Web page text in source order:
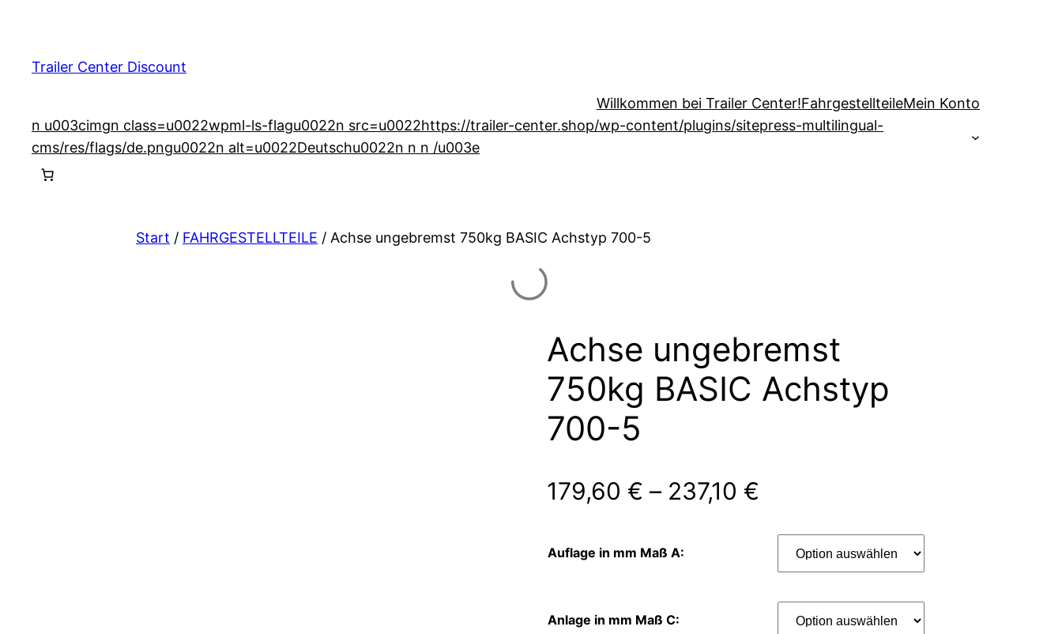
springen
Trailer Center Discount
Willkommen bei Trailer Center!FahrgestellteileMein Konto
n u003cimgn class=u0022wpml-ls-flagu0022n src=u0022https://trailer-center.shop/wp-content/plugins/sitepress-multilingual-
cms/res/flags/de.pngu0022n alt=u0022Deutschu0022n n n /u003e
Start / FAHRGESTELLTEILE / Achse ungebremst 750kg BASIC Achstyp 700-5
Achse ungebremst
750kg BASIC Achstyp
700-5
179,60 € – 237,10 €
Auflage in mm Maß A:
Anlage in mm Maß C: